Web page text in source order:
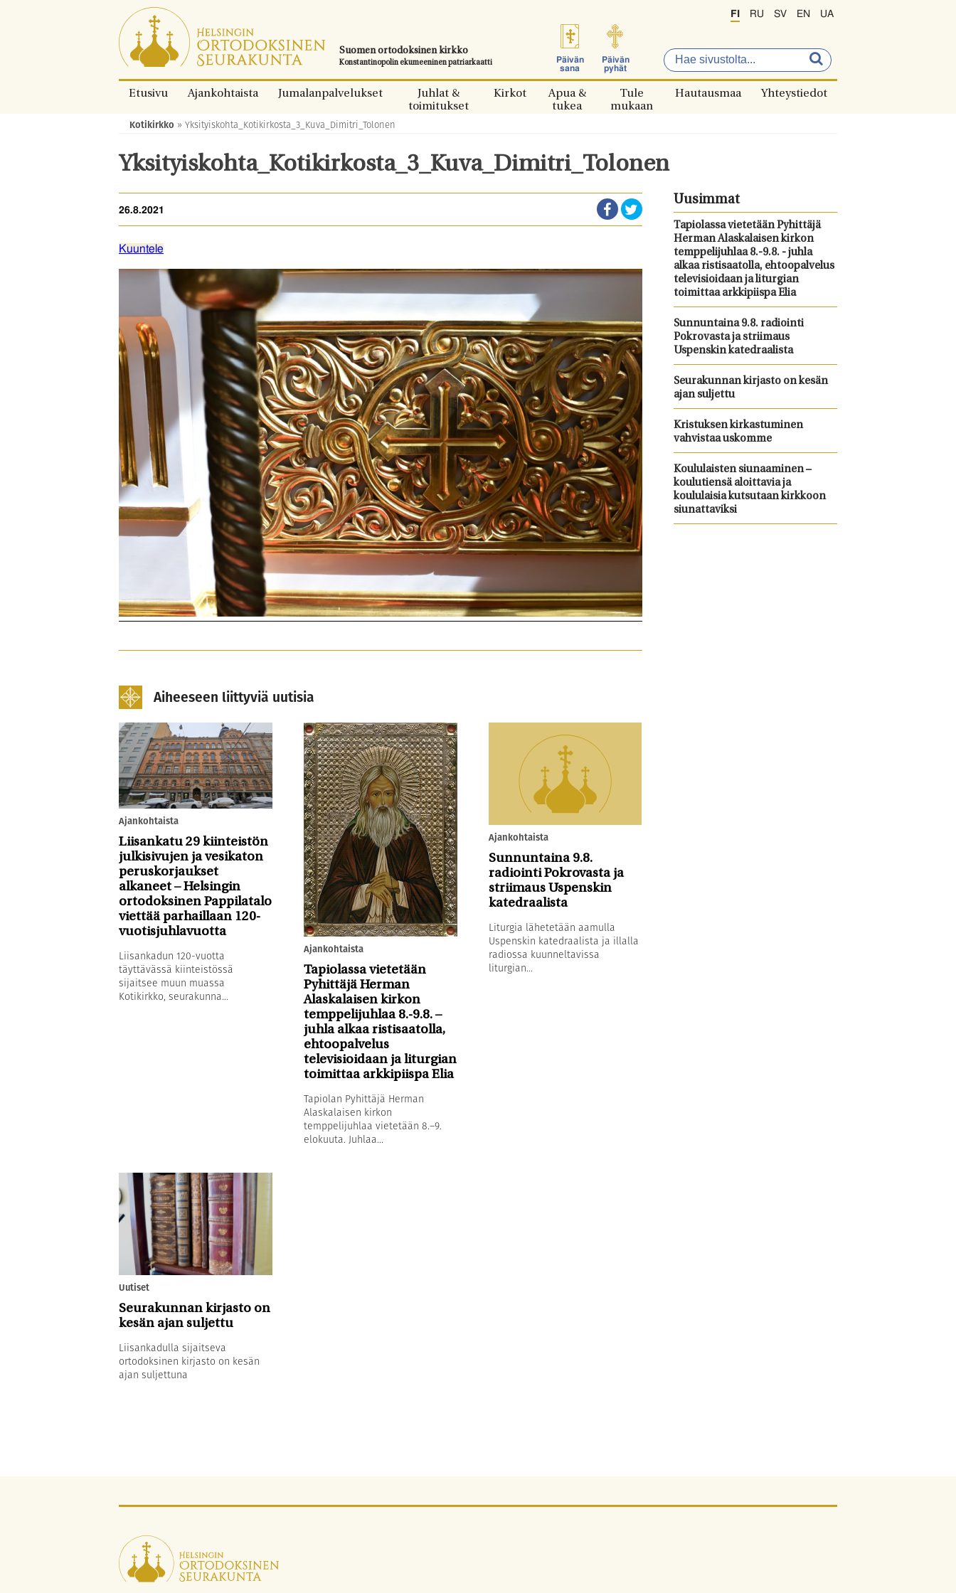
Siirry
suoraan
sisältöön.
Suomen ortodoksinen kirkko
Konstantinopolin ekumeeninen patriarkaatti
Päivän
sana
Päivän
pyhät
FI RU SV EN UA
Etusivu Ajankohtaista Jumalanpalvelukset
Juhlat &
toimitukset
Kirkot
Apua &
tukea
Tule
mukaan
Hautausmaa Yhteystiedot
Murupolku:
Kotikirkko » Yksityiskohta_Kotikirkosta_3_Kuva_Dimitri_Tolonen
Yksityiskohta_Kotikirkosta_3_Kuva_Dimitri_Tolonen
26.8.2021
Kuuntele
Aiheeseen liittyviä uutisia
Ajankohtaista
Liisankatu 29 kiinteistön
julkisivujen ja vesikaton
peruskorjaukset
alkaneet – Helsingin
ortodoksinen Pappilatalo
viettää parhaillaan 120-
vuotisjuhlavuotta
Liisankadun 120-vuotta
täyttävässä kiinteistössä
sijaitsee muun muassa
Kotikirkko, seurakunna...
Ajankohtaista
Tapiolassa vietetään
Pyhittäjä Herman
Alaskalaisen kirkon
temppelijuhlaa 8.-9.8. –
juhla alkaa ristisaatolla,
ehtoopalvelus
televisioidaan ja liturgian
toimittaa arkkipiispa Elia
Tapiolan Pyhittäjä Herman
Alaskalaisen kirkon
temppelijuhlaa vietetään 8.–9.
elokuuta. Juhlaa...
Ajankohtaista
Sunnuntaina 9.8.
radiointi Pokrovasta ja
striimaus Uspenskin
katedraalista
Liturgia lähetetään aamulla
Uspenskin katedraalista ja illalla
radiossa kuunneltavissa
liturgian...
Uutiset
Seurakunnan kirjasto on
kesän ajan suljettu
Liisankadulla sijaitseva
ortodoksinen kirjasto on kesän
ajan suljettuna
Uusimmat
Tapiolassa vietetään Pyhittäjä
Herman Alaskalaisen kirkon
temppelijuhlaa 8.-9.8. - juhla
alkaa ristisaatolla, ehtoopalvelus
televisioidaan ja liturgian
toimittaa arkkipiispa Elia
Sunnuntaina 9.8. radiointi
Pokrovasta ja striimaus
Uspenskin katedraalista
Seurakunnan kirjasto on kesän
ajan suljettu
Kristuksen kirkastuminen
vahvistaa uskomme
Koululaisten siunaaminen –
koulutiensä aloittavia ja
koululaisia kutsutaan kirkkoon
siunattaviksi